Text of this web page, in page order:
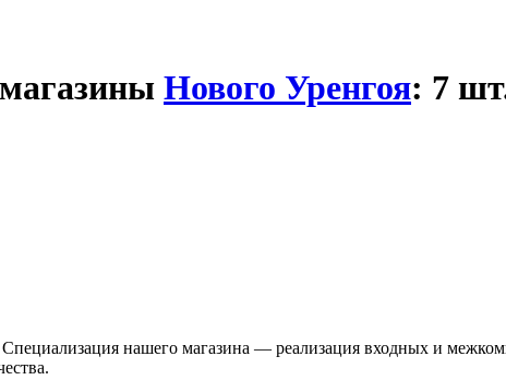
Нового Уренгоя: 7
нашего магазина — реализация входных и